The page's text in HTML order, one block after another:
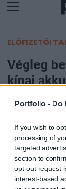
Portfolio - Do
If you wish to
processing of
targeted
section to
opt-out request
interest-based
ELŐFIZETŐI
Végleg
kínai
2026. július 01.
Debrecen